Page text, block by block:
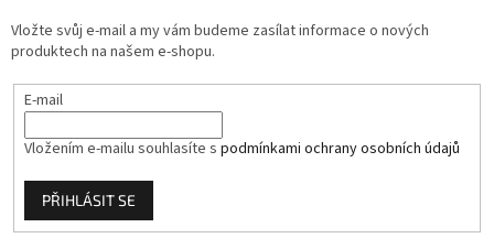
Vložte svůj e-mail a my vám budeme zasílat informace o nových
produktech na našem e-shopu.
E-mail
Vložením e-mailu souhlasíte s podmínkami ochrany osobních údajů
PŘIHLÁSIT SE